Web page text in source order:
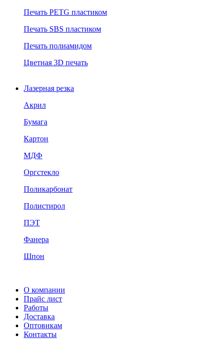
Печать PETG пластиком
Печать SBS пластиком
Печать полиамидом
Цветная 3D печать
Лазерная резка
Акрил
Бумага
Картон
МДФ
Оргстекло
Поликарбонат
Полистирол
ПЭТ
Фанера
Шпон
О компании
Прайс лист
Работы
Доставка
Оптовикам
Контакты